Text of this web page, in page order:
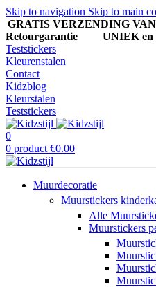
Skip to navigation Skip to main
GRATIS VERZENDING
Retourgarantie UNIEK en
Teststickers
Kleurenstalen
Contact
Kidzblog
Kleurstalen
Teststickers
0
0 product €0.00
Muurdecoratie
Muurstickers
Alle
Muurstickers